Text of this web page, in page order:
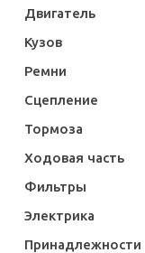
Двигатель
Кузов
Ремни
Сцепление
Тормоза
Ходовая часть
Фильтры
Электрика
Принадлежности